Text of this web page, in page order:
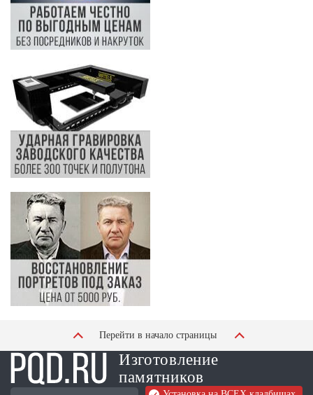
Перейти в начало страницы
Изготовление
памятников